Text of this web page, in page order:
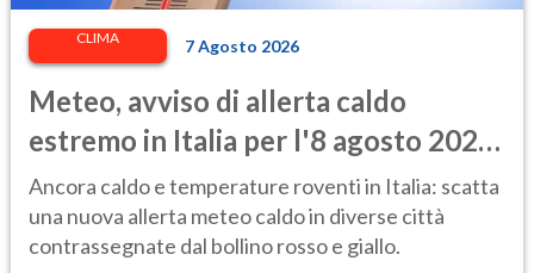
CLIMA 7 Agosto 2026
Meteo, avviso di allerta caldo
estremo in Italia per l'8 agosto 2026:
le città a rischio per il Ministero della
Salute
Ancora caldo e temperature roventi in Italia: scatta
una nuova allerta meteo caldo in diverse città
contrassegnate dal bollino rosso e giallo.